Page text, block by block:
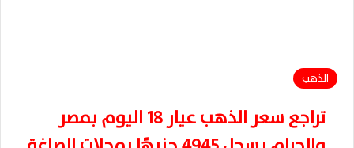
الذهب
تراجع سعر الذهب عيار 18 اليوم بمصر